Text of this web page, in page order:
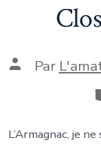
Auteur
Par
L’Armagnac, je